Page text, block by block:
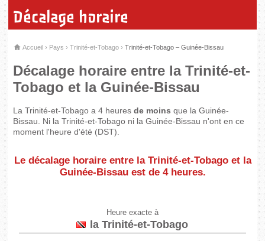
Décalage horaire
Accueil › Pays ›Trinité-et-Tobago ›Trinité-et-Tobago – Guinée-Bissau
Décalage horaire entre la Trinité-et-
Tobago et la Guinée-Bissau
La Trinité-et-Tobago a 4 heuresde moins que la Guinée-
Bissau. Ni la Trinité-et-Tobago ni la Guinée-Bissau n'ont en ce
moment l'heure d'été (DST).
Le décalage horaire entre la Trinité-et-Tobago et la
Guinée-Bissau est de 4 heures.
Heure exacte à
la Trinité-et-Tobago